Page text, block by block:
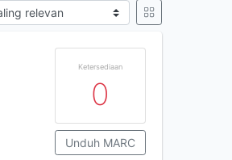
Ketersediaan
0
Unduh MARC